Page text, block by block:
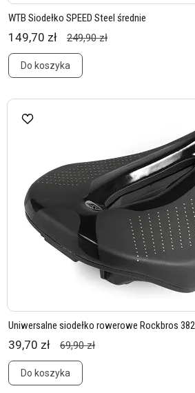
WTB Siodełko SPEED Steel średnie
149,70 zł 249,90 zł
Do koszyka
Uniwersalne siodełko rowerowe Rockbros
39,70 zł 69,90 zł
Do koszyka